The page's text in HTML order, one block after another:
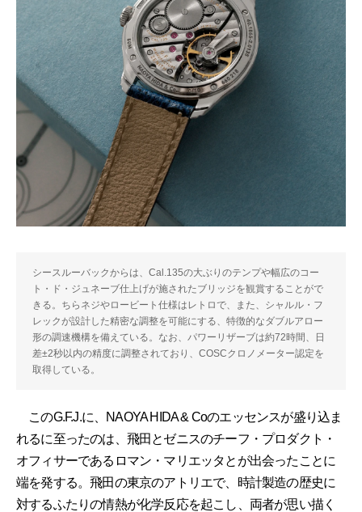
シースルーバックからは、Cal.135の大ぶりのテンプや幅広のコー
ト・ド・ジュネーブ仕上げが施されたブリッジを観賞することがで
きる。ちらネジやロービート仕様はレトロで、また、シャルル・フ
レックが設計した精密な調整を可能にする、特徴的なダブルアロー
形の調速機構を備えている。なお、パワーリザーブは約72時間、日
差±2秒以内の精度に調整されており、COSCクロノメーター認定を
取得している。
このG.F.J.に、NAOYA HIDA & Coのエッセンスが盛り込ま
れるに至ったのは、飛田とゼニスのチーフ・プロダクト・
オフィサーであるロマン・マリエッタとが出会ったことに
端を発する。飛田の東京のアトリエで、時計製造の歴史に
対するふたりの情熱が化学反応を起こし、両者が思い描く